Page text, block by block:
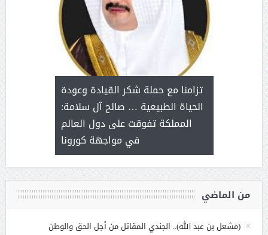
مع
بنت
تزامنا مع حملة شكر القيادة وعودة
الحياة الطبيعية … صالح آل سلامة:
المملكة تفوقت على دول العالم
في مواجهة كورونا
آل شرمه:
على برامج
هي أساس
من الماضي
(مشعل بن عبد الله).. الجندي المقاتل من أجل الحق والوطن